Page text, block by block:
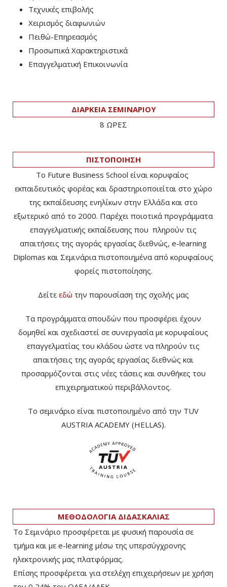
Τεχνικές επιβολής
Χειρισμός διαφωνιών
Πειθώ-Επηρεασμός
Προσωπικά Χαρακτηριστικά
Επαγγελματική Επικοινωνία
ΔΙΑΡΚΕΙΑ ΣΕΜΙΝΑΡΙΟΥ
8 ΩΡΕΣ
ΠΙΣΤΟΠΟΙΗΣΗ
Το Future Business School είναι κορυφαίος
εκπαιδευτικός φορέας και δραστηριοποιείται στο χώρο
της εκπαίδευσης ενηλίκων στην Ελλάδα και στο
εξωτερικό από το 2000. Παρέχει ποιοτικά προγράμματα
επαγγελματικής εκπαίδευσης που πληρούν τις
απαιτήσεις της αγοράς εργασίας διεθνώς, e-learning
Diplomas και Σεμινάρια πιστοποιημένα από κορυφαίους
φορείς πιστοποίησης.
Δείτε εδώ την παρουσίαση της σχολής μας
Τα προγράμματα σπουδών που προσφέρει έχουν
δομηθεί και σχεδιαστεί σε συνεργασία με κορυφαίους
επαγγελματίας του κλάδου ώστε να πληρούν τις
απαιτήσεις της αγοράς εργασίας διεθνώς και
προσαρμόζονται στις νέες τάσεις και συνθήκες του
επιχειρηματικού περιβάλλοντος.
Το σεμινάριο είναι πιστοποιημένο από την TUV
AUSTRIA ACADEMY (HELLAS).
ΜΕΘΟΔΟΛΟΓΙΑ ΔΙΔΑΣΚΑΛΙΑΣ
Το Σεμινάριο προσφέρεται με φυσική παρουσία σε
τμήμα και με e-learning μέσω της υπερσύγχρονης
ηλεκτρονικής μας πλατφόρμας.
Επίσης προσφέρεται για στελέχη επιχειρήσεων με χρήση